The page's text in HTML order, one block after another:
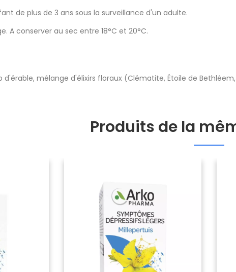
de plus de 3 ans sous la surveillance d'un adulte.
A conserver au sec entre 18°C et 20°C.
d'érable, mélange d'élixirs floraux (Clématite, Étoile de
Produits de la